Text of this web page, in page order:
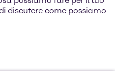
discutere come possiamo